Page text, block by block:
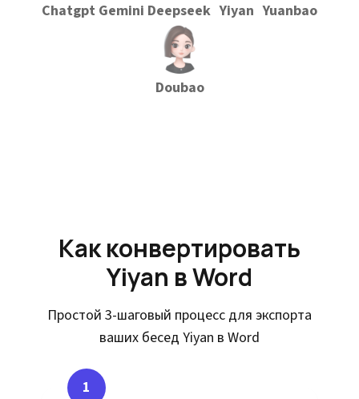
Chatgpt Gemini Deepseek Yiyan Yuanbao
Doubao
Как конвертировать
Yiyan в Word
Простой 3-шаговый процесс для экспорта
ваших бесед Yiyan в Word
1